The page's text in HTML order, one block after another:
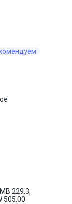
MB 229.3,
505.00